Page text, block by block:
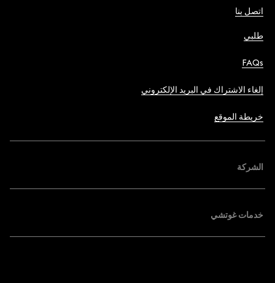
اتصل بنا
طلبي
FAQs
إلغاء الاشتراك في البريد الإلكتروني
خريطة الموقع
الشركة
خدمات غوتشي